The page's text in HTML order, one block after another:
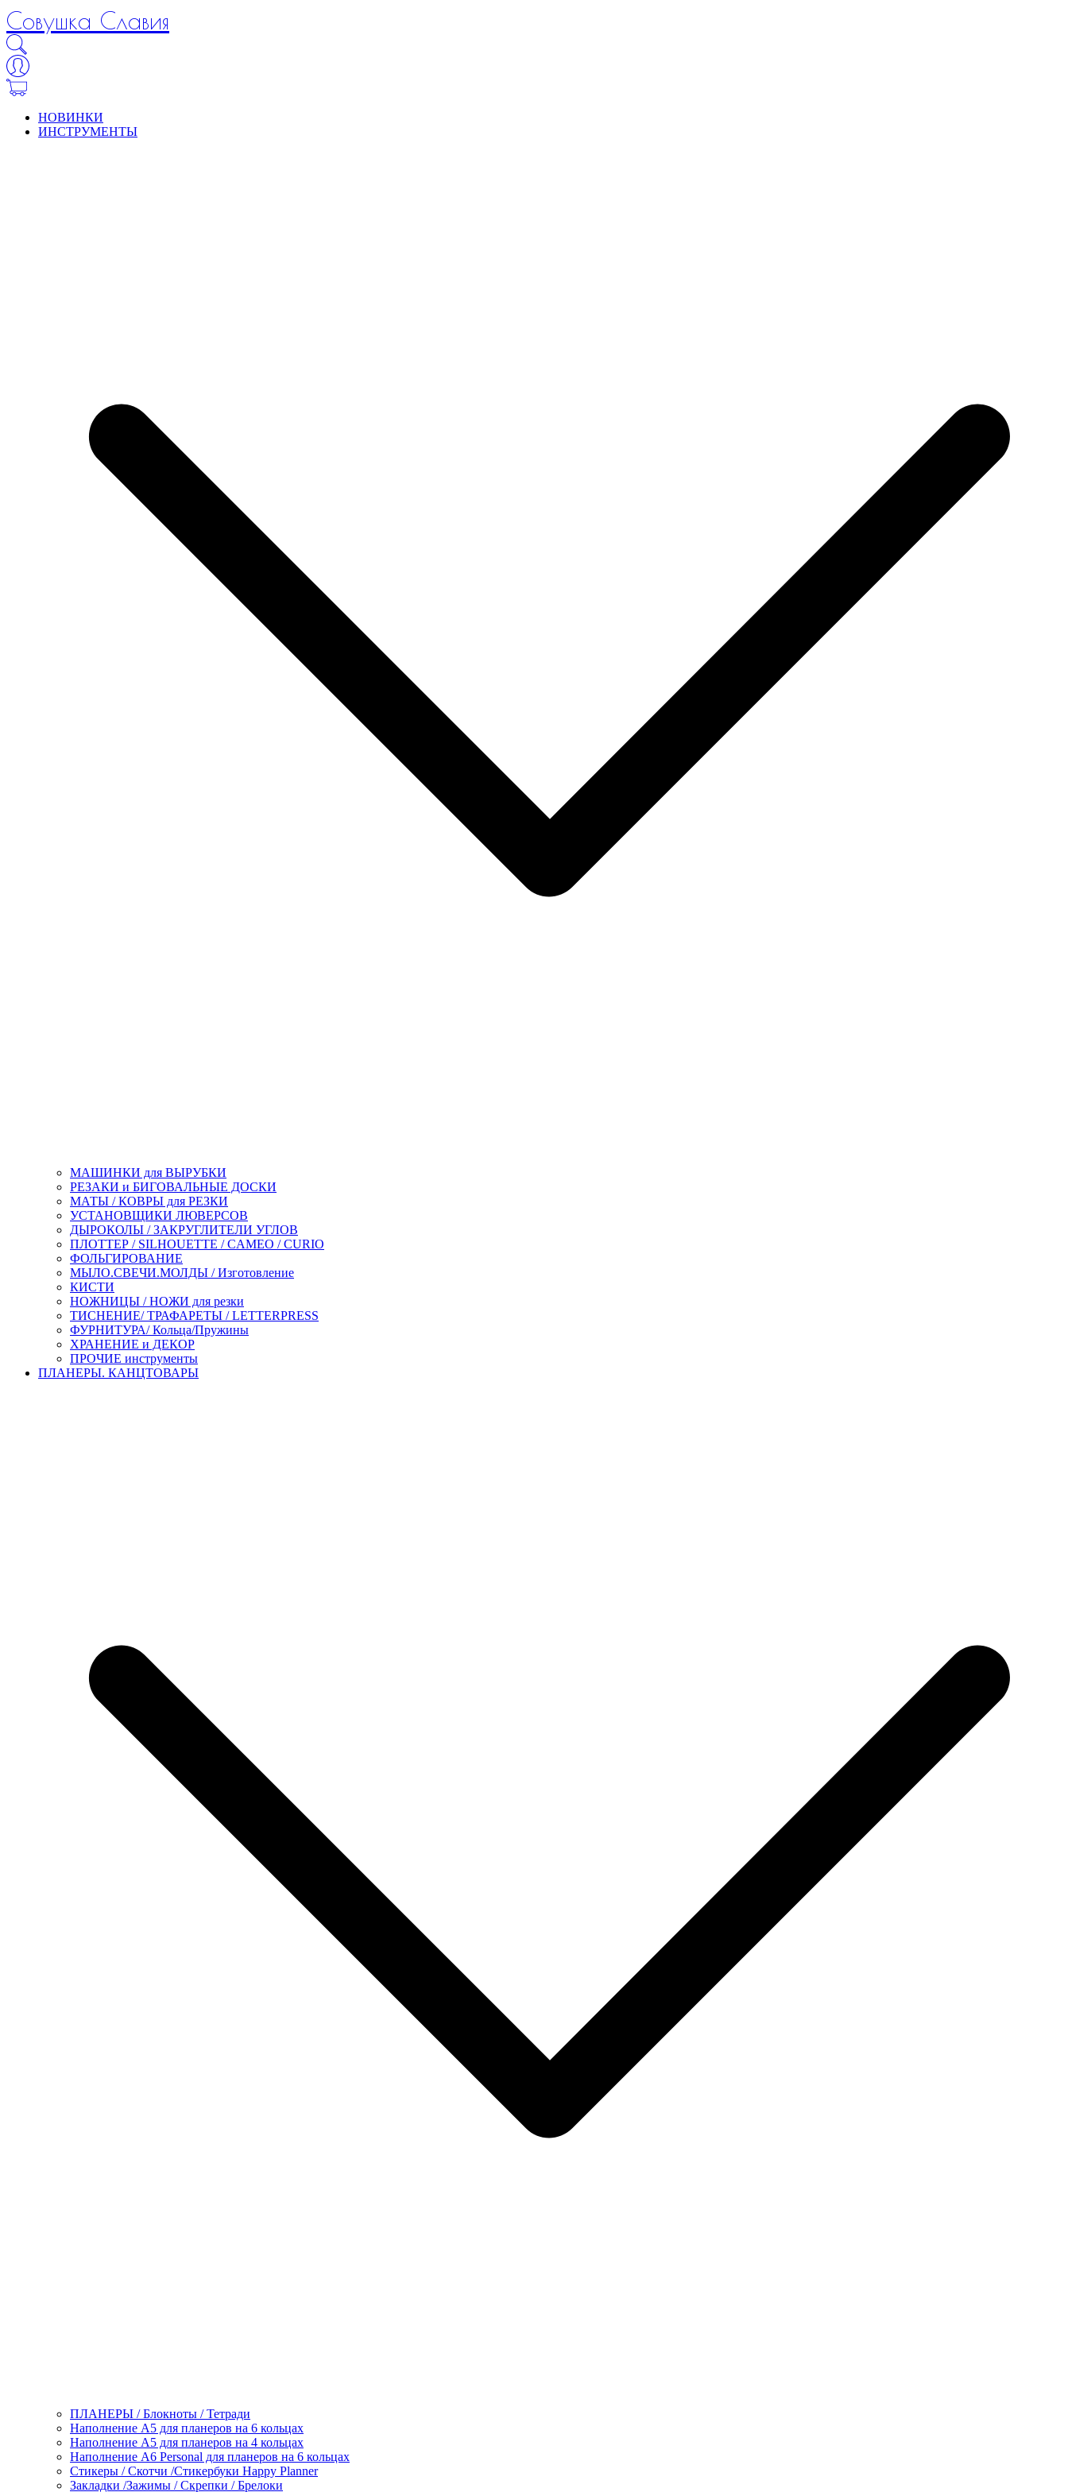
Совушка Славия
НОВИНКИ
ИНСТРУМЕНТЫ
МАШИНКИ для ВЫРУБКИ
РЕЗАКИ и БИГОВАЛЬНЫЕ ДОСКИ
МАТЫ / КОВРЫ для РЕЗКИ
УСТАНОВЩИКИ ЛЮВЕРСОВ
ДЫРОКОЛЫ / ЗАКРУГЛИТЕЛИ УГЛОВ
ПЛОТТЕР / SILHOUETTE / CAMEO / CURIO
ФОЛЬГИРОВАНИЕ
МЫЛО.СВЕЧИ.МОЛДЫ / Изготовление
КИСТИ
НОЖНИЦЫ / НОЖИ для резки
ТИСНЕНИЕ/ ТРАФАРЕТЫ / LETTERPRESS
ФУРНИТУРА/ Кольца/Пружины
ХРАНЕНИЕ и ДЕКОР
ПРОЧИЕ инструменты
ПЛАНЕРЫ. КАНЦТОВАРЫ
ПЛАНЕРЫ / Блокноты / Тетради
Наполнение А5 для планеров на 6 кольцах
Наполнение А5 для планеров на 4 кольцах
Наполнение А6 Personal для планеров на 6 кольцах
Стикеры / Скотчи /Стикербуки Happy Planner
Закладки /Зажимы / Скрепки / Брелоки